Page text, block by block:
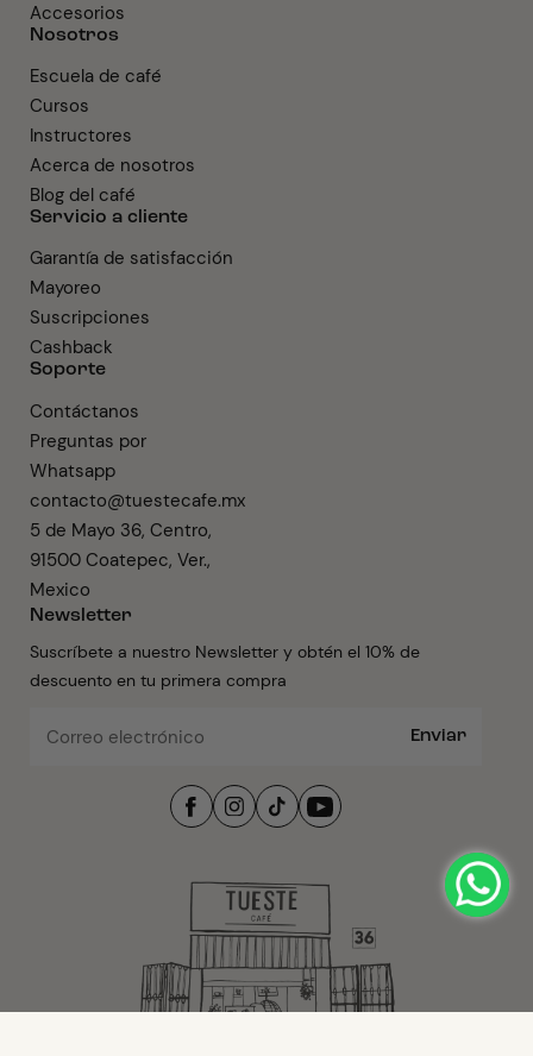
Accesorios
Nosotros
Escuela de café
Cursos
Instructores
Acerca de nosotros
Blog del café
Servicio a cliente
Garantía de satisfacción
Mayoreo
Suscripciones
Cashback
Soporte
Contáctanos
Preguntas por
Whatsapp
contacto@tuestecafe.mx
5 de Mayo 36, Centro,
91500 Coatepec, Ver.,
Mexico
Newsletter
Suscríbete a nuestro Newsletter y obtén el 10% de
descuento en tu primera compra
Enviar